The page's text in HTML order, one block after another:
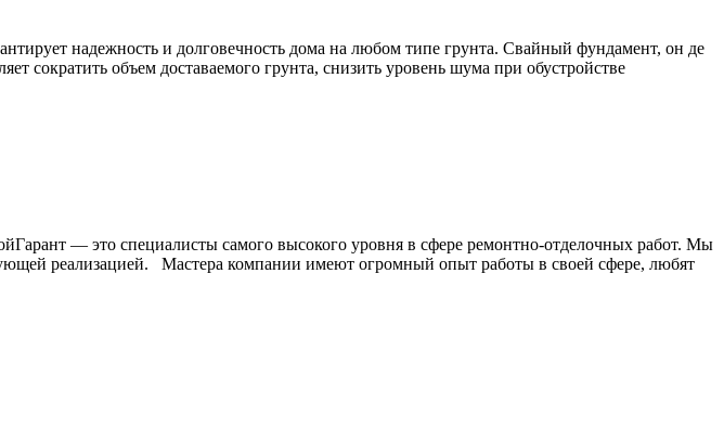
надежность и долговечность дома на любом типе грунта. Свайный фундамент, он де
сократить объем доставаемого грунта, снизить уровень шума при обустройстве
— это специалисты самого высокого уровня в сфере ремонтно-отделочных работ. Мы
реализацией. Мастера компании имеют огромный опыт работы в своей сфере, любят